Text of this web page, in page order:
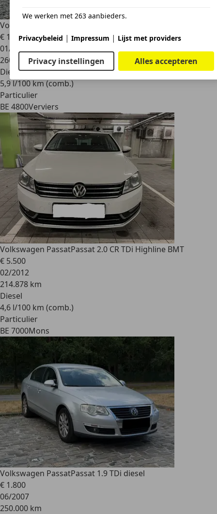
Volkswagen Passat
€ 1.300
01/2007
260.000 km
Diesel
5,9 l/100 km (comb.)
Particulier
BE 4800Verviers
Volkswagen PassatPassat 2.0 CR TDi Highline BMT
€ 5.500
02/2012
214.878 km
Diesel
4,6 l/100 km (comb.)
Particulier
BE 7000Mons
Volkswagen PassatPassat 1.9 TDi diesel
€ 1.800
06/2007
250.000 km
We werken met 263 aanbieders.
Privacybeleid | Impressum | Lijst met providers
Privacy instellingen Alles accepteren